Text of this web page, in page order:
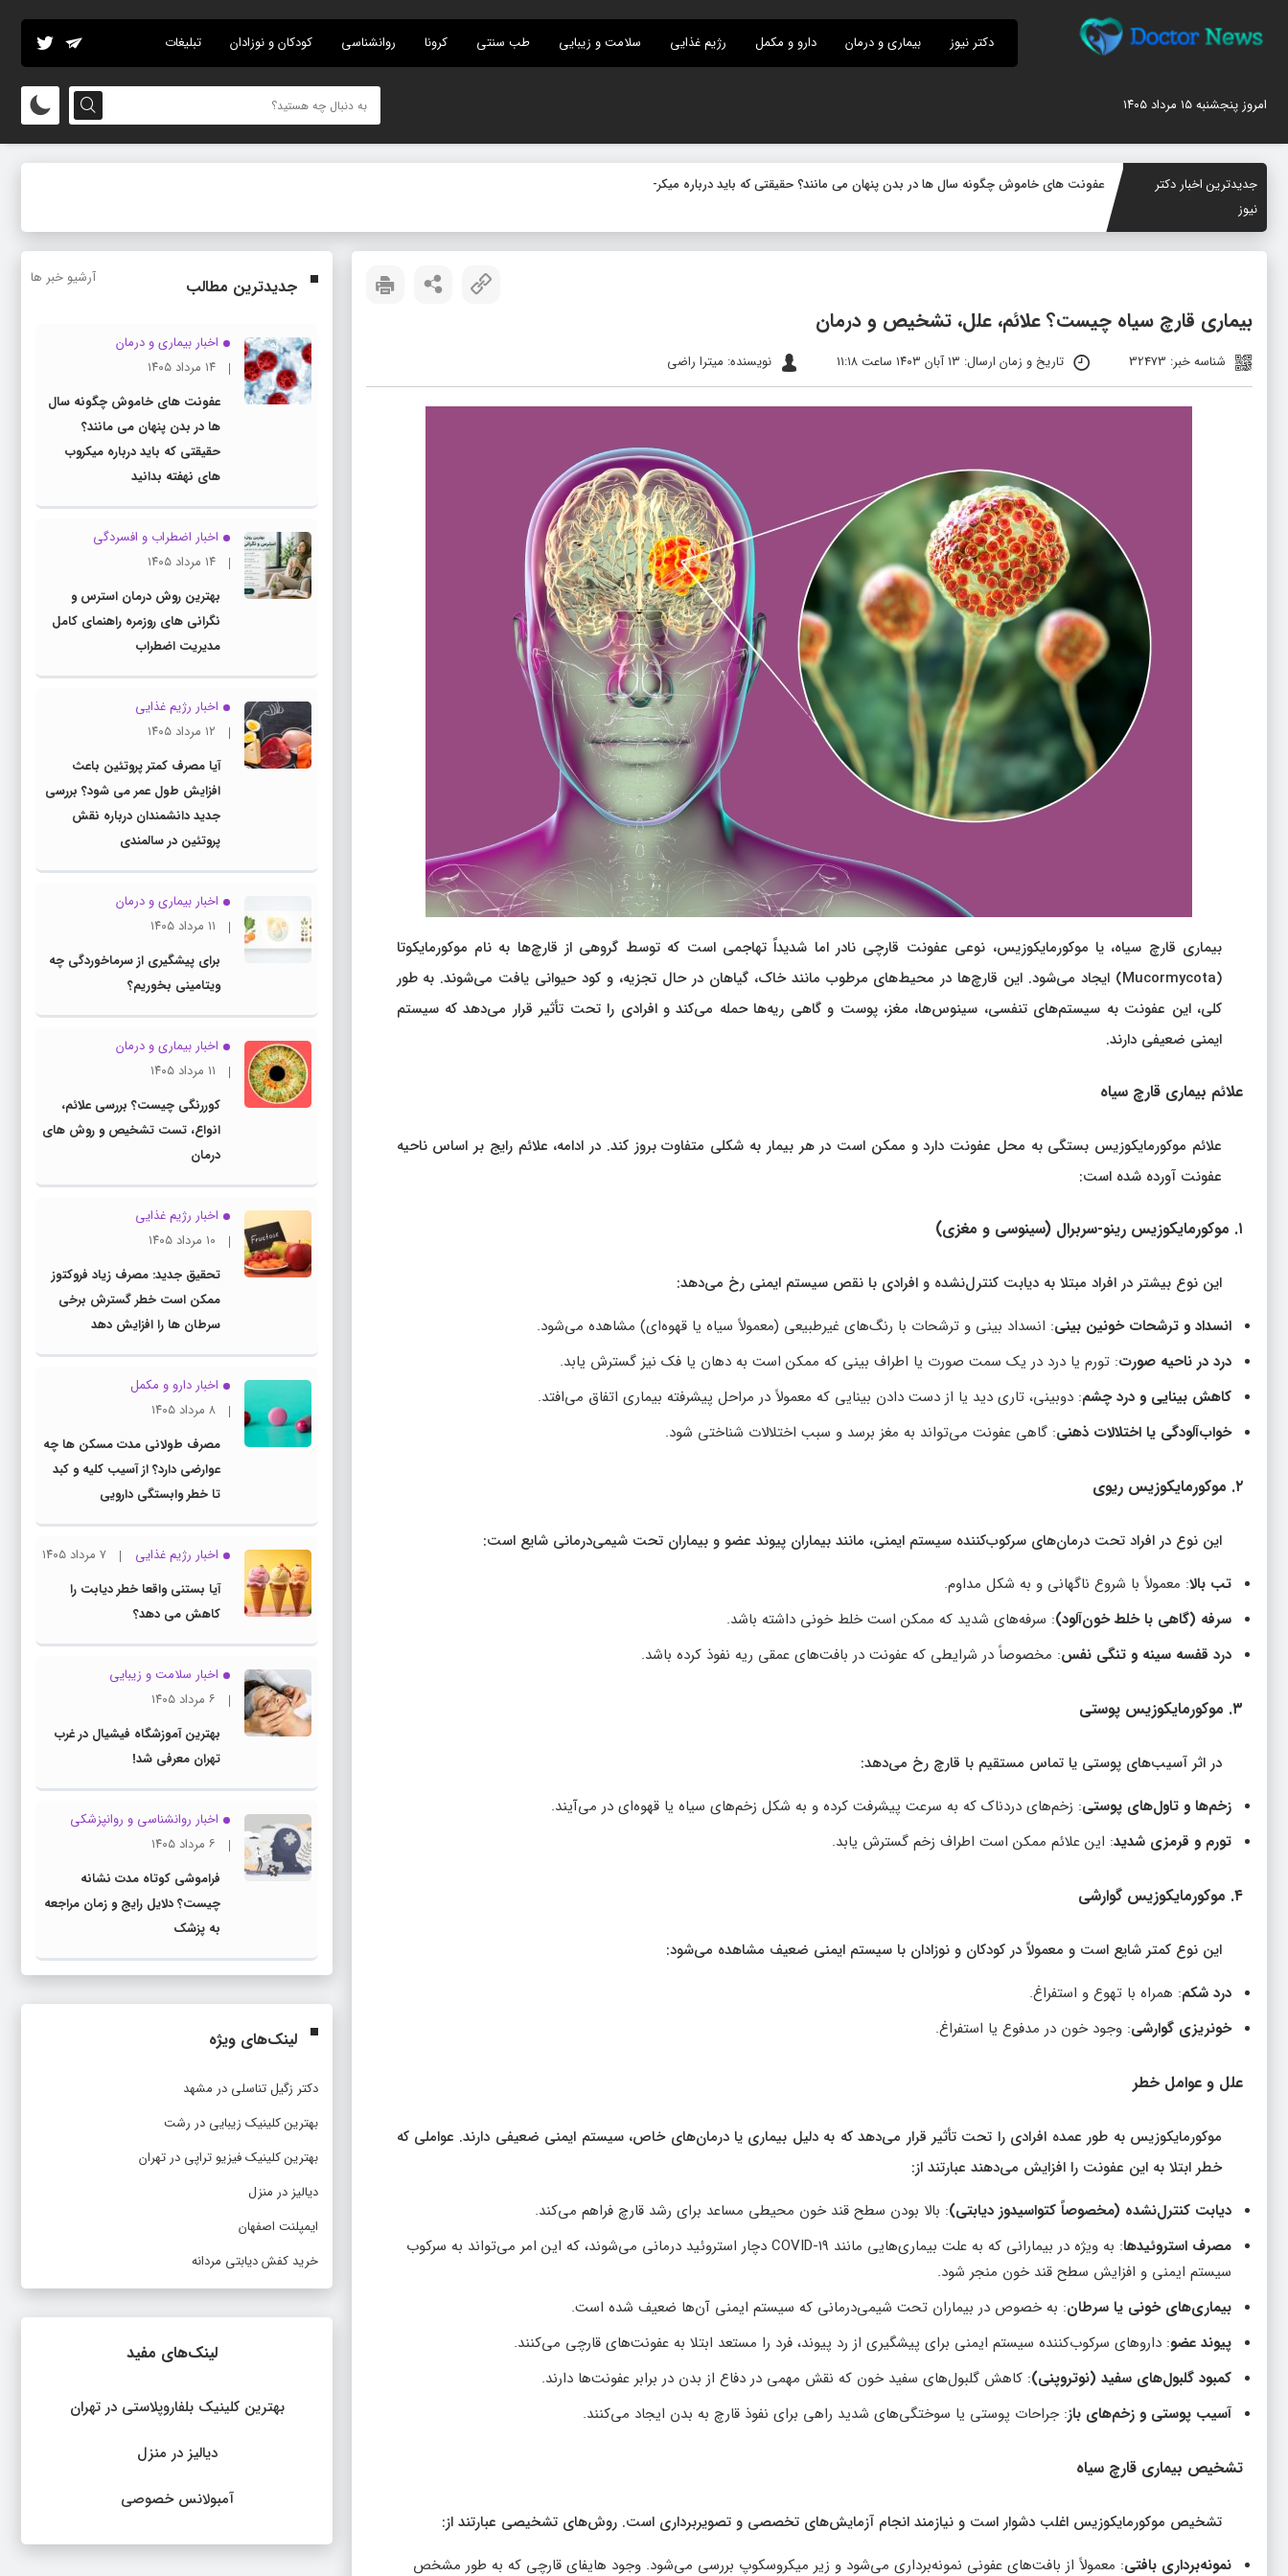
دکتر نیوز بیماری و درمان دارو و مکمل رژیم غذایی سلامت و زیبایی طب سنتی کرونا روانشناسی کودکان و نوزادان تبلیغات
امروز پنجشنبه ۱۵ مرداد ۱۴۰۵
جدیدترین اخبار دکتر
نیوز
عفونت های خاموش چگونه سال ها در بدن پنهان می مانند؟ حقیقتی که باید درباره میکروب های نهفته بدانید
بیماری قارچ سیاه چیست؟ علائم، علل، تشخیص و درمان
شناسه خبر: 32473 تاریخ و زمان ارسال: ۱۳ آبان ۱۴۰۳ ساعت ۱۱:۱۸ نویسنده: میترا راضی
بیماری قارچ سیاه، یا موکورمایکوزیس، نوعی عفونت قارچی نادر اما شدیداً تهاجمی است که توسط گروهی از قارچ‌ها به نام موکورمایکوتا
(Mucormycota) ایجاد می‌شود. این قارچ‌ها در محیط‌های مرطوب مانند خاک، گیاهان در حال تجزیه، و کود حیوانی یافت می‌شوند. به طور
کلی، این عفونت به سیستم‌های تنفسی، سینوس‌ها، مغز، پوست و گاهی ریه‌ها حمله می‌کند و افرادی را تحت تأثیر قرار می‌دهد که سیستم
ایمنی ضعیفی دارند.
علائم بیماری قارچ سیاه
علائم موکورمایکوزیس بستگی به محل عفونت دارد و ممکن است در هر بیمار به شکلی متفاوت بروز کند. در ادامه، علائم رایج بر اساس ناحیه
عفونت آورده شده است:
۱. موکورمایکوزیس رینو-سربرال (سینوسی و مغزی)
این نوع بیشتر در افراد مبتلا به دیابت کنترل‌نشده و افرادی با نقص سیستم ایمنی رخ می‌دهد:
انسداد و ترشحات خونین بینی: انسداد بینی و ترشحات با رنگ‌های غیرطبیعی (معمولاً سیاه یا قهوه‌ای) مشاهده می‌شود.
درد در ناحیه صورت: تورم یا درد در یک سمت صورت یا اطراف بینی که ممکن است به دهان یا فک نیز گسترش یابد.
کاهش بینایی و درد چشم: دوبینی، تاری دید یا از دست دادن بینایی که معمولاً در مراحل پیشرفته بیماری اتفاق می‌افتد.
خواب‌آلودگی یا اختلالات ذهنی: گاهی عفونت می‌تواند به مغز برسد و سبب اختلالات شناختی شود.
۲. موکورمایکوزیس ریوی
این نوع در افراد تحت درمان‌های سرکوب‌کننده سیستم ایمنی، مانند بیماران پیوند عضو و بیماران تحت شیمی‌درمانی شایع است:
تب بالا: معمولاً با شروع ناگهانی و به شکل مداوم.
سرفه (گاهی با خلط خون‌آلود): سرفه‌های شدید که ممکن است خلط خونی داشته باشد.
درد قفسه سینه و تنگی نفس: مخصوصاً در شرایطی که عفونت در بافت‌های عمقی ریه نفوذ کرده باشد.
۳. موکورمایکوزیس پوستی
در اثر آسیب‌های پوستی یا تماس مستقیم با قارچ رخ می‌دهد:
زخم‌ها و تاول‌های پوستی: زخم‌های دردناک که به سرعت پیشرفت کرده و به شکل زخم‌های سیاه یا قهوه‌ای در می‌آیند.
تورم و قرمزی شدید: این علائم ممکن است اطراف زخم گسترش یابد.
۴. موکورمایکوزیس گوارشی
این نوع کمتر شایع است و معمولاً در کودکان و نوزادان با سیستم ایمنی ضعیف مشاهده می‌شود:
درد شکم: همراه با تهوع و استفراغ.
خونریزی گوارشی: وجود خون در مدفوع یا استفراغ.
علل و عوامل خطر
موکورمایکوزیس به طور عمده افرادی را تحت تأثیر قرار می‌دهد که به دلیل بیماری یا درمان‌های خاص، سیستم ایمنی ضعیفی دارند. عواملی که
خطر ابتلا به این عفونت را افزایش می‌دهند عبارتند از:
دیابت کنترل‌نشده (مخصوصاً کتواسیدوز دیابتی): بالا بودن سطح قند خون محیطی مساعد برای رشد قارچ فراهم می‌کند.
مصرف استروئیدها
: به ویژه در بیمارانی که به علت بیماری‌هایی مانند COVID-۱۹ دچار استروئید درمانی می‌شوند، که این امر می‌تواند به سرکوب
سیستم ایمنی و افزایش سطح قند خون منجر شود.
بیماری‌های خونی یا سرطان: به خصوص در بیماران تحت شیمی‌درمانی که سیستم ایمنی آن‌ها ضعیف شده است.
پیوند عضو: داروهای سرکوب‌کننده سیستم ایمنی برای پیشگیری از رد پیوند، فرد را مستعد ابتلا به عفونت‌های قارچی می‌کنند.
کمبود گلبول‌های سفید (نوتروپنی): کاهش گلبول‌های سفید خون که نقش مهمی در دفاع از بدن در برابر عفونت‌ها دارند.
آسیب پوستی و زخم‌های باز: جراحات پوستی یا سوختگی‌های شدید راهی برای نفوذ قارچ به بدن ایجاد می‌کنند.
تشخیص بیماری قارچ سیاه
تشخیص موکورمایکوزیس اغلب دشوار است و نیازمند انجام آزمایش‌های تخصصی و تصویربرداری است. روش‌های تشخیصی عبارتند از:
نمونه‌برداری بافتی: معمولاً از بافت‌های عفونی نمونه‌برداری می‌شود و زیر میکروسکوپ بررسی می‌شود. وجود هایفای قارچی که به طور مشخص
جدیدترین مطالب آرشیو خبر ها
اخبار بیماری و درمان
۱۴ مرداد ۱۴۰۵
عفونت های خاموش چگونه سال
ها در بدن پنهان می مانند؟
حقیقتی که باید درباره میکروب
های نهفته بدانید
اخبار اضطراب و افسردگی
۱۴ مرداد ۱۴۰۵
بهترین روش درمان استرس و
نگرانی های روزمره راهنمای کامل
مدیریت اضطراب
اخبار رژیم غذایی
۱۲ مرداد ۱۴۰۵
آیا مصرف کمتر پروتئین باعث
افزایش طول عمر می شود؟ بررسی
جدید دانشمندان درباره نقش
پروتئین در سالمندی
اخبار بیماری و درمان
۱۱ مرداد ۱۴۰۵
برای پیشگیری از سرماخوردگی چه
ویتامینی بخوریم؟
اخبار بیماری و درمان
۱۱ مرداد ۱۴۰۵
کوررنگی چیست؟ بررسی علائم،
انواع، تست تشخیص و روش های
درمان
اخبار رژیم غذایی
۱۰ مرداد ۱۴۰۵
تحقیق جدید: مصرف زیاد فروکتوز
ممکن است خطر گسترش برخی
سرطان ها را افزایش دهد
اخبار دارو و مکمل
۸ مرداد ۱۴۰۵
مصرف طولانی مدت مسکن ها چه
عوارضی دارد؟ از آسیب کلیه و کبد
تا خطر وابستگی دارویی
اخبار رژیم غذایی
۷ مرداد ۱۴۰۵
آیا بستنی واقعا خطر دیابت را
کاهش می دهد؟
اخبار سلامت و زیبایی
۶ مرداد ۱۴۰۵
بهترین آموزشگاه فیشیال در غرب
تهران معرفی شد!
اخبار روانشناسی و روانپزشكی
۶ مرداد ۱۴۰۵
فراموشی کوتاه مدت نشانه
چیست؟ دلایل رایج و زمان مراجعه
به پزشک
لینک‌های ویژه
دکتر زگیل تناسلی در مشهد
بهترین کلینیک زیبایی در رشت
بهترین کلینیک فیزیو تراپی در تهران
دیالیز در منزل
ایمپلنت اصفهان
خرید کفش دیابتی مردانه
لینک‌های مفید
بهترین کلینیک بلفاروپلاستی در تهران
دیالیز در منزل
آمبولانس خصوصی